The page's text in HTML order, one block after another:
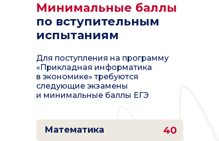
Математика 40
Для поступления на программу
«Прикладная информатика
в экономике» требуются
следующие экзамены
и минимальные баллы ЕГЭ
Минимальные баллы
по вступительным
испытаниям